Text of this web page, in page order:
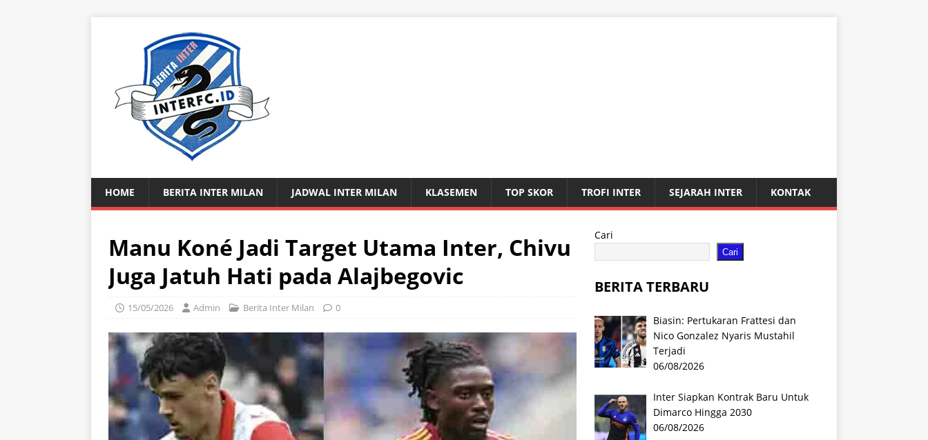
HOME BERITA INTER MILAN JADWAL INTER MILAN KLASEMEN TOP SKOR TROFI INTER SEJARAH INTER KONTAK
Manu Koné Jadi Target Utama Inter, Chivu
Juga Jatuh Hati pada Alajbegovic
15/05/2026 Admin Berita Inter Milan 0
Cari
Cari
BERITA TERBARU
Biasin: Pertukaran Frattesi dan
Nico Gonzalez Nyaris Mustahil
Terjadi
06/08/2026
Inter Siapkan Kontrak Baru Untuk
Dimarco Hingga 2030
06/08/2026